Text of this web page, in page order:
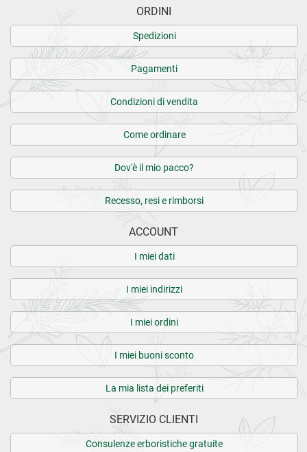
ORDINI
Spedizioni
Pagamenti
Condizioni di vendita
Come ordinare
Dov'è il mio pacco?
Recesso, resi e rimborsi
ACCOUNT
I miei dati
I miei indirizzi
I miei ordini
I miei buoni sconto
La mia lista dei preferiti
SERVIZIO CLIENTI
Consulenze erboristiche gratuite